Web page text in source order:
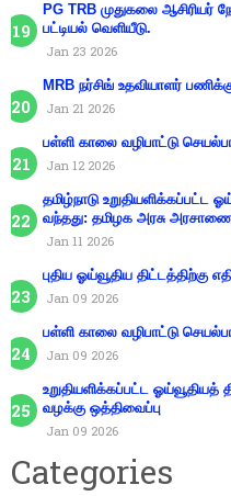
PG TRB முதுகலை ஆசிரியர்
பட்டியல் வெளியீடு.
Jan 23 2026
MRB நர்சிங் உதவியாளர்
Jan 21 2026
பள்ளி காலை வழிபாட்டு
Jan 12 2026
தமிழ்நாடு உறுதியளிக்கப்பட்ட
வந்தது: தமிழக அரசு
Jan 11 2026
புதிய ஓய்வூதிய
Jan 09 2026
பள்ளி காலை வழிபாட்டு
Jan 09 2026
உறுதியளிக்கப்பட்ட
வழக்கு ஒத்திவைப்பு
Jan 09 2026
Categories